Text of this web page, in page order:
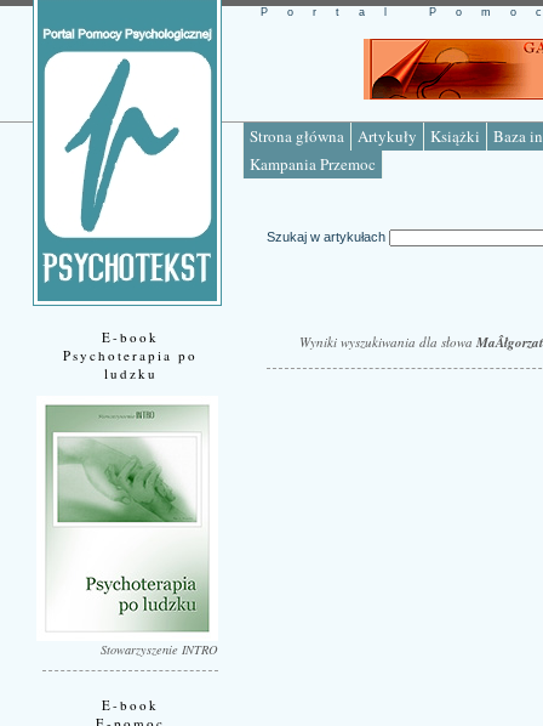
Strona główna Artykuły Książki
Baza
Kampania Przemoc
Portal
E-book
Psychoterapia po
ludzku
Stowarzyszenie INTRO
E-book
Szukaj w artykułach
Wyniki wyszukiwania dla słowa